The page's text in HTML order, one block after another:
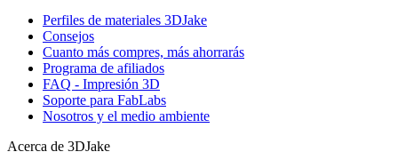
Perfiles de materiales 3DJake
Consejos
Cuanto más compres, más ahorrarás
Programa de afiliados
FAQ - Impresión 3D
Soporte para FabLabs
Nosotros y el medio ambiente
Acerca de 3DJake